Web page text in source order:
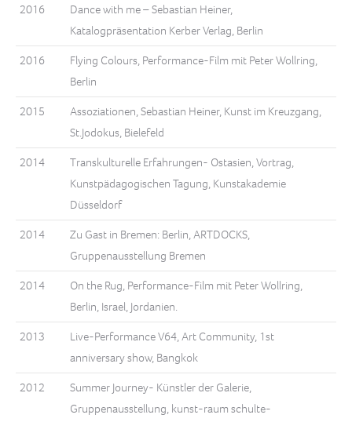
2016
Dance with me – Sebastian Heiner,
Katalogpräsentation Kerber Verlag, Berlin
2016
Flying Colours, Performance-Film mit Peter Wollring,
Berlin
2015
Assoziationen, Sebastian Heiner, Kunst im Kreuzgang,
St.Jodokus, Bielefeld
2014
Transkulturelle Erfahrungen- Ostasien, Vortrag,
Kunstpädagogischen Tagung, Kunstakademie
Düsseldorf
2014
Zu Gast in Bremen: Berlin, ARTDOCKS,
Gruppenausstellung Bremen
2014
On the Rug, Performance-Film mit Peter Wollring,
Berlin, Israel, Jordanien.
2013
Live-Performance V64, Art Community, 1st
anniversary show, Bangkok
2012
Summer Journey- Künstler der Galerie,
Gruppenausstellung, kunst-raum schulte-